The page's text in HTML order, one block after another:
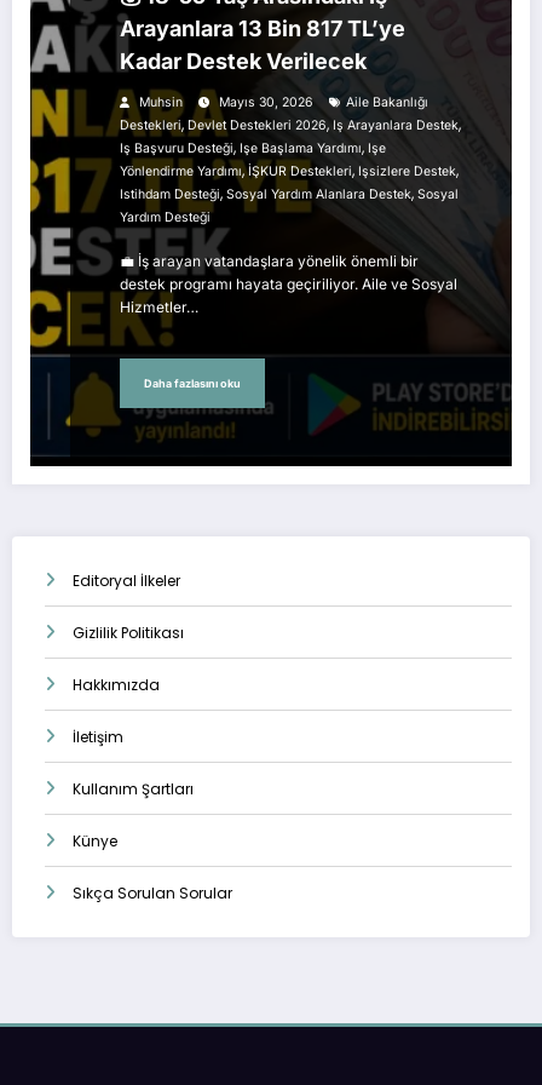
Arayanlara 13 Bin 817 TL’ye
Kadar Destek Verilecek
Muhsin Mayıs 30, 2026
Aile Bakanlığı
Destekleri, Devlet Destekleri 2026, Iş Arayanlara Destek,
Iş Başvuru Desteği, Işe Başlama Yardımı, Işe
Yönlendirme Yardımı,İŞKUR Destekleri, Işsizlere Destek,
Istihdam Desteği, Sosyal Yardım Alanlara Destek, Sosyal
Yardım Desteği
💼 İş arayan vatandaşlara yönelik önemli bir
destek programı hayata geçiriliyor. Aile ve Sosyal
Hizmetler…
Daha fazlasını oku
Editoryal İlkeler
Gizlilik Politikası
Hakkımızda
İletişim
Kullanım Şartları
Künye
Sıkça Sorulan Sorular